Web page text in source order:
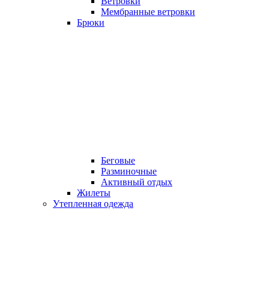
Мембранные ветровки
Брюки
Беговые
Разминочные
Активный отдых
Жилеты
Утепленная одежда